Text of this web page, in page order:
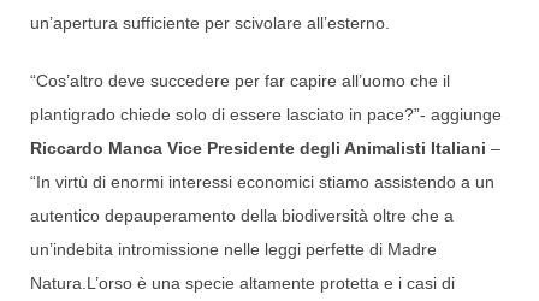
un’apertura sufficiente per scivolare all’esterno.
“Cos’altro deve succedere per far capire all’uomo che il
plantigrado chiede solo di essere lasciato in pace?”- aggiunge
Riccardo Manca Vice Presidente degli Animalisti Italiani –
“In virtù di enormi interessi economici stiamo assistendo a un
autentico depauperamento della biodiversità oltre che a
un’indebita intromissione nelle leggi perfette di Madre
Natura.L’orso è una specie altamente protetta e i casi di